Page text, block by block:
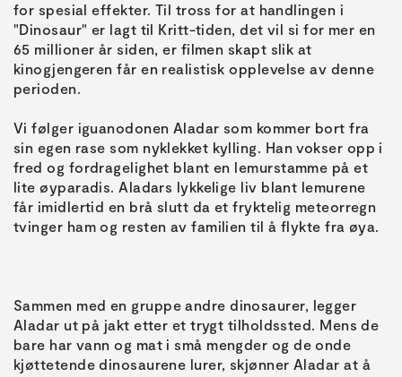
for spesial effekter. Til tross for at handlingen i
"Dinosaur" er lagt til Kritt-tiden, det vil si for mer en
65 millioner år siden, er filmen skapt slik at
kinogjengeren får en realistisk opplevelse av denne
Vi følger iguanodonen Aladar som kommer bort fra
sin egen rase som nyklekket kylling. Han vokser opp i
fred og fordragelighet blant en lemurstamme på et
lite øyparadis. Aladars lykkelige liv blant lemurene
får imidlertid en brå slutt da et fryktelig meteorregn
Sammen med en gruppe andre dinosaurer, legger
Aladar ut på jakt etter et trygt tilholdssted. Mens de
bare har vann og mat i små mengder og de onde
kjøttetende dinosaurene lurer, skjønner Aladar at å